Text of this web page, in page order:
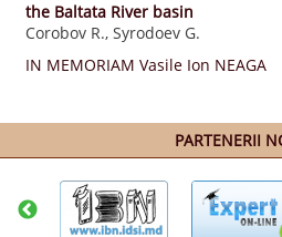
the Baltata River basin
Corobov R., Syrodoev G.
IN MEMORIAM Vasile Ion NEAGA
PARTENERII